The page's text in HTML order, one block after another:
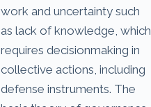
work and uncertainty such
as lack of knowledge, which
requires decisionmaking in
collective actions, including
defense instruments. The